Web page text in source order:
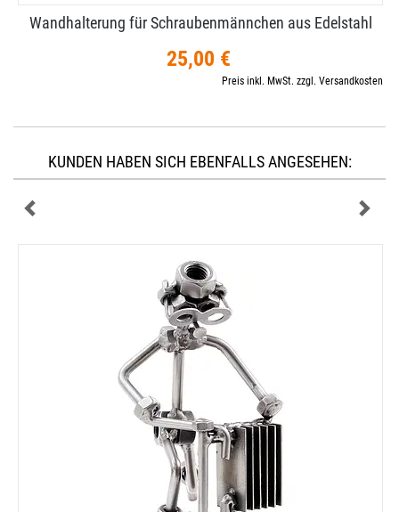
Wandhalterung für Schraubenmännchen aus Edelstahl
25,00 €
Preis inkl. MwSt. zzgl. Versandkosten
KUNDEN HABEN SICH EBENFALLS ANGESEHEN: